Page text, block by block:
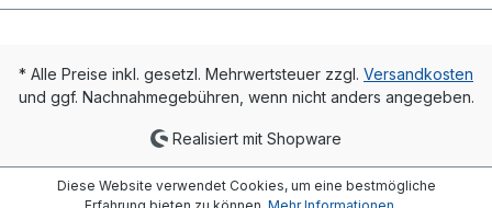
* Alle Preise inkl. gesetzl. Mehrwertsteuer zzgl. Versandkosten
und ggf. Nachnahmegebühren, wenn nicht anders angegeben.
Realisiert mit Shopware
Diese Website verwendet Cookies, um eine bestmögliche